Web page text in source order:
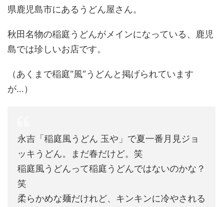
県鹿児島市にあるうどん屋さん。
秋田名物の稲庭うどんがメインになっている、鹿児
島では珍しいお店です。
（あくまで稲庭”風”うどんと掲げられています
が…）
永吉「稲庭風うどん 玉や」で夏一番月見ジョ
ッキうどん。まだ春だけど。笑
稲庭風うどんって稲庭うどんではないのかな？
笑
柔らかめな麺だけれど、キンキンに冷やされる